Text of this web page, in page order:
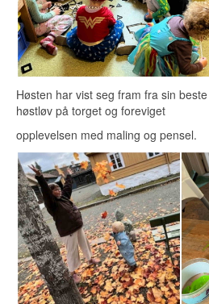
Høsten har vist seg fram fra sin
høstløv på torget og foreviget
opplevelsen med maling og pensel.